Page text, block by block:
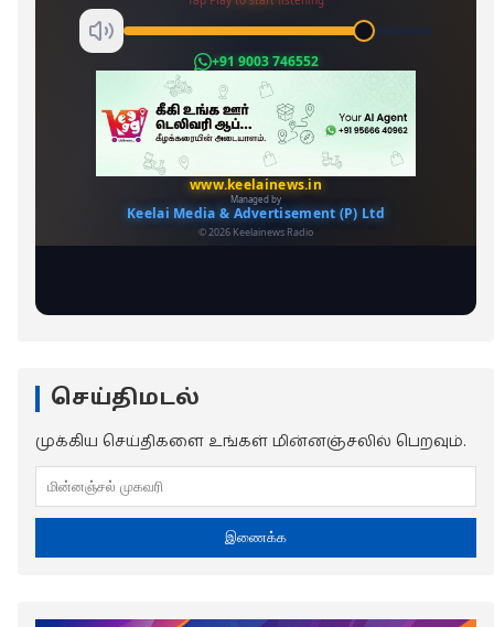
செய்திமடல்
முக்கிய செய்திகளை உங்கள் மின்னஞ்சலில் பெறவும்.
இணைக்க